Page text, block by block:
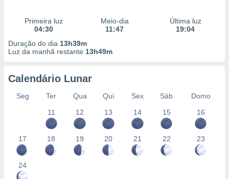
Primeira luz
04:30
Meio-dia
11:47
Última luz
19:04
Duração do dia 13h39m
Luz da manhã restante 13h49m
Calendário Lunar
Seg Ter Qua Qui Sex Sáb
Domo
11
12 13 14 15 16
17 18 19 20 21 22 23
24